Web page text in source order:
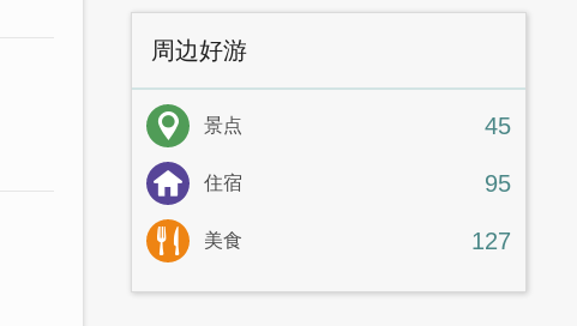
周边好游
景点 45
住宿 95
美食 127